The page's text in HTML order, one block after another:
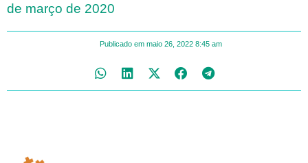
de março de 2020
Publicado em maio 26, 2022 8:45 am